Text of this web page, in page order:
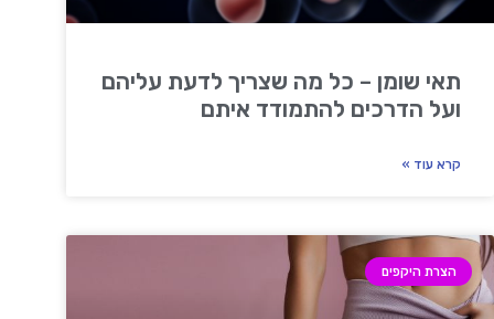
תאי שומן – כל מה שצריך לדעת עליהם
ועל הדרכים להתמודד איתם
קרא עוד »
הצרת היקפים